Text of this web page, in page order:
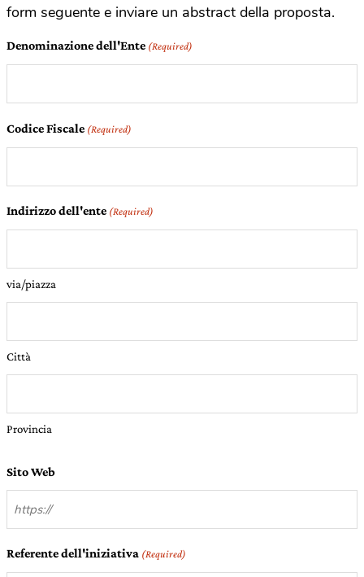
form seguente e inviare un abstract della proposta.
Denominazione dell'Ente (Required)
Codice Fiscale (Required)
Indirizzo dell'ente (Required)
via/piazza
Città
Provincia
Sito Web
Referente dell'iniziativa (Required)